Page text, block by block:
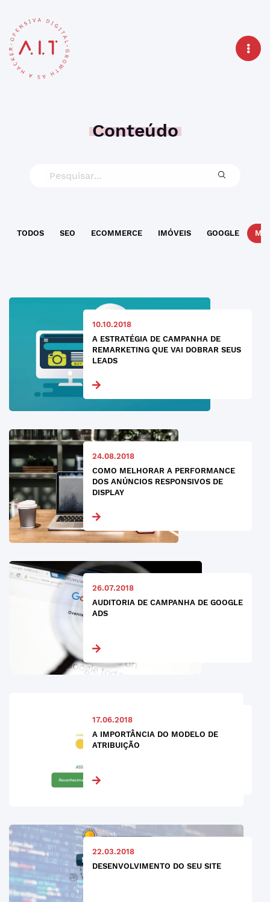
Conteúdo
TODOS SEO ECOMMERCE IMÓVEIS GOOGLE
10.10.2018
A ESTRATÉGIA DE CAMPANHA DE
REMARKETING QUE VAI DOBRAR SEUS
LEADS
24.08.2018
COMO MELHORAR A PERFORMANCE
DOS ANÚNCIOS RESPONSIVOS DE
DISPLAY
26.07.2018
AUDITORIA DE CAMPANHA DE GOOGLE
ADS
17.06.2018
A IMPORTÂNCIA DO MODELO DE
ATRIBUIÇÃO
22.03.2018
DESENVOLVIMENTO DO SEU SITE